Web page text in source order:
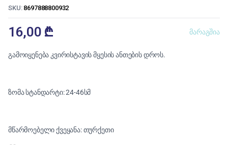
SKU: 8697888800932
16,00 ₾ მარაგშია
გამოიყენება კვირისტავის მყესის ანთების დროს.
ზომა სტანდარტი: 24-46სმ
მწარმოებელი ქვეყანა: თურქეთი